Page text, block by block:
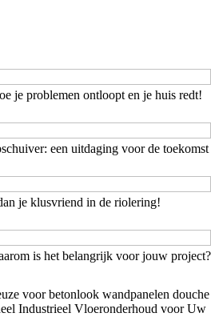
je problemen ontloopt en je huis redt!
een uitdaging voor de toekomst
je klusvriend in de riolering!
is het belangrijk voor jouw project?
voor betonlook wandpanelen douche
Industrieel Vloeronderhoud voor Uw